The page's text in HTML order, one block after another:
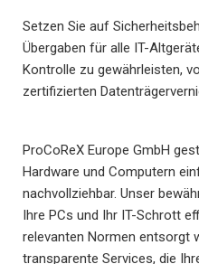
Setzen Sie auf
Übergaben für alle IT-
Kontrolle zu gewährleisten,
zertifizierten
ProCoReX Europe GmbH
Hardware und Computern
nachvollziehbar. Unser
Ihre PCs und Ihr IT-Schrott
relevanten Normen entsorgt
transparente Services, die